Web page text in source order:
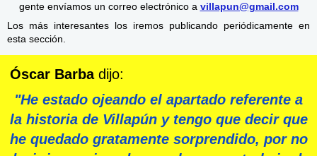
gente envíamos un correo electrónico a villapun@gmail.com
Los más interesantes los iremos publicando periódicamente en
esta sección.
Óscar Barba dijo:
"He estado ojeando el apartado referente a
la historia de Villapún y tengo que decir que
he quedado gratamente sorprendido, por no